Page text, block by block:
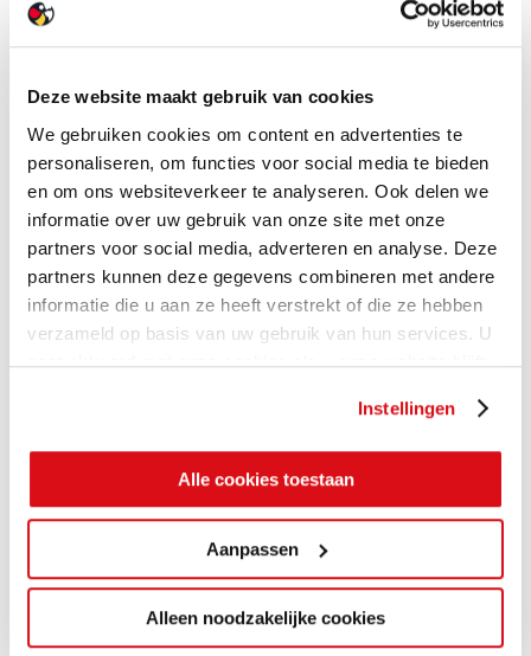
Deze website maakt gebruik van cookies
We gebruiken cookies om content en advertenties te
personaliseren, om functies voor social media te bieden
en om ons websiteverkeer te analyseren. Ook delen we
informatie over uw gebruik van onze site met onze
partners voor social media, adverteren en analyse. Deze
partners kunnen deze gegevens combineren met andere
informatie die u aan ze heeft verstrekt of die ze hebben
verzameld op basis van uw gebruik van hun services. U
gaat akkoord met onze cookies als u onze website blijft
Instellingen
Alle cookies toestaan
Aanpassen
Alleen noodzakelijke cookies